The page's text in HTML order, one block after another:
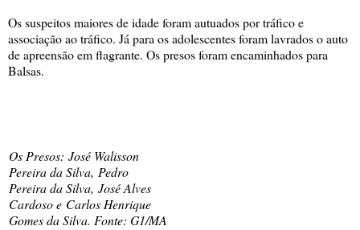
Os suspeitos maiores de idade foram autuados por tráfico e
associação ao tráfico. Já para os adolescentes foram lavrados o auto
de apreensão em flagrante. Os presos foram encaminhados para
Balsas.
Os Presos: José Walisson
Pereira da Silva, Pedro
Pereira da Silva, José Alves
Cardoso e Carlos Henrique
Gomes da Silva. Fonte: G1/MA